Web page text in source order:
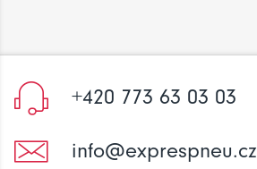
+420 773 63 03 03
info@exprespneu.cz